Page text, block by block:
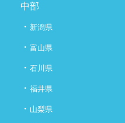
中部
・ 新潟県
・ 富山県
・ 石川県
・ 福井県
・ 山梨県